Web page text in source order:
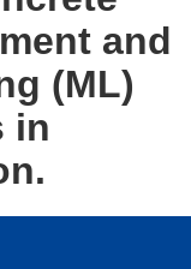
and
(ML)
in